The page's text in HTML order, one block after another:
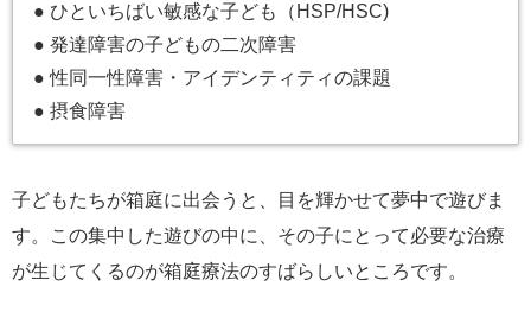
● ひといちばい敏感な子ども（HSP/HSC)
● 発達障害の子どもの二次障害
● 性同一性障害・アイデンティティの課題
● 摂食障害
子どもたちが箱庭に出会うと、目を輝かせて夢中で遊びま
す。この集中した遊びの中に、その子にとって必要な治療
が生じてくるのが箱庭療法のすばらしいところです。